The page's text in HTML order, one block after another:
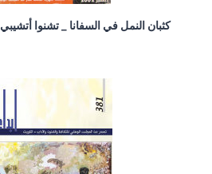
كثبان النمل في السفانا _ تشنوا أتشيبي